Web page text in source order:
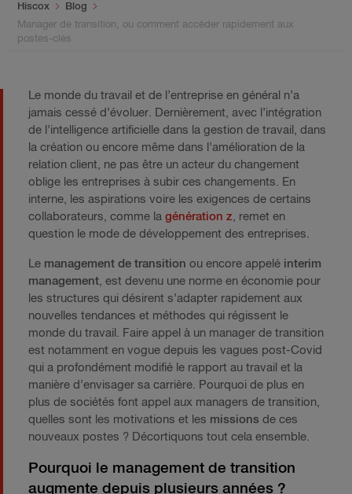
You are here:
Hiscox
Blog
Manager de transition, ou comment accéder rapidement aux
postes-clés
Le monde du travail et de l’entreprise en général n’a
jamais cessé d’évoluer. Dernièrement, avec l’intégration
de l’intelligence artificielle dans la gestion de travail, dans
la création ou encore même dans l’amélioration de la
relation client, ne pas être un acteur du changement
oblige les entreprises à subir ces changements. En
interne, les aspirations voire les exigences de certains
collaborateurs, comme la génération z , remet en
question le mode de développement des entreprises.
Le management de transition ou encore appelé interim
management , est devenu une norme en économie pour
les structures qui désirent s’adapter rapidement aux
nouvelles tendances et méthodes qui régissent le
monde du travail. Faire appel à un manager de transition
est notamment en vogue depuis les vagues post-Covid
qui a profondément modifié le rapport au travail et la
manière d’envisager sa carrière. Pourquoi de plus en
plus de sociétés font appel aux managers de transition,
quelles sont les motivations et les missions de ces
nouveaux postes ? Décortiquons tout cela ensemble.
Pourquoi le management de transition
augmente depuis plusieurs années ?